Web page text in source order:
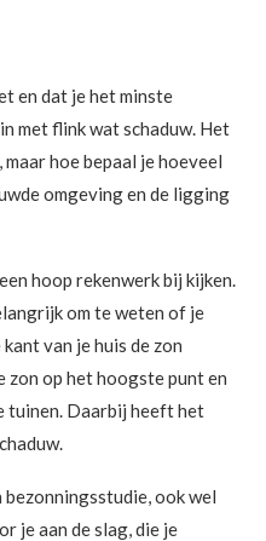
en dat je het minste
met flink wat schaduw. Het
hoe bepaal je hoeveel
omgeving en de ligging
hoop rekenwerk bij kijken.
om te weten of je
van je huis de zon
zon op het hoogste punt en
tuinen. Daarbij heeft het
ook wel
je aan de slag, die je